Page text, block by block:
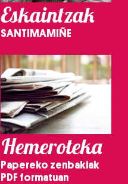
Eskaintzak
SANTIMAMIÑE
Hemeroteka
Papereko zenbakiak
PDF formatuan